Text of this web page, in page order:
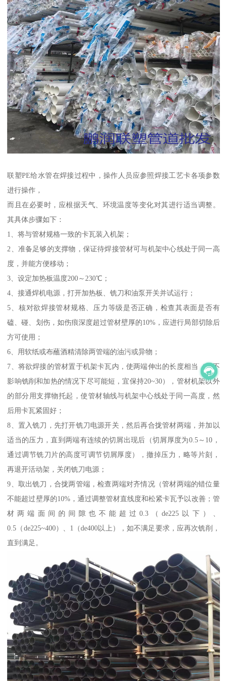
联塑PE给水管在焊接过程中，操作人员应参照焊接工艺卡各项参数
进行操作，
而且在必要时，应根据天气、环境温度等变化对其进行适当调整。
其具体步骤如下：
1、将与管材规格一致的卡瓦装入机架；
2、准备足够的支撑物，保证待焊接管材可与机架中心线处于同一高
度，并能方便移动；
3、设定加热板温度200～230℃；
4、接通焊机电源，打开加热板、铣刀和油泵开关并试运行；
5、核对欲焊接管材规格、压力等级是否正确，检查其表面是否有
磕、碰、划伤，如伤痕深度超过管材壁厚的10%，应进行局部切除后
方可使用；
6、用软纸或布蘸酒精清除两管端的油污或异物；
7、将欲焊接的管材置于机架卡瓦内，使两端伸出的长度相当（在不
影响铣削和加热的情况下尽可能短，宜保持20~30），管材机架以外
的部分用支撑物托起，使管材轴线与机架中心线处于同一高度，然
后用卡瓦紧固好；
8、置入铣刀，先打开铣刀电源开关，然后再合拢管材两端，并加以
适当的压力，直到两端有连续的切屑出现后（切屑厚度为0.5～10，
通过调节铣刀片的高度可调节切屑厚度），撤掉压力，略等片刻，
再退开活动架，关闭铣刀电源；
9、取出铣刀，合拢两管端，检查两端对齐情况（管材两端的错位量
不能超过壁厚的10%，通过调整管材直线度和松紧卡瓦予以改善；管
材两端面间的间隙也不能超过0.3（de225以下）、
0.5（de225~400）、1（de400以上），如不满足要求，应再次铣削，
直到满足。